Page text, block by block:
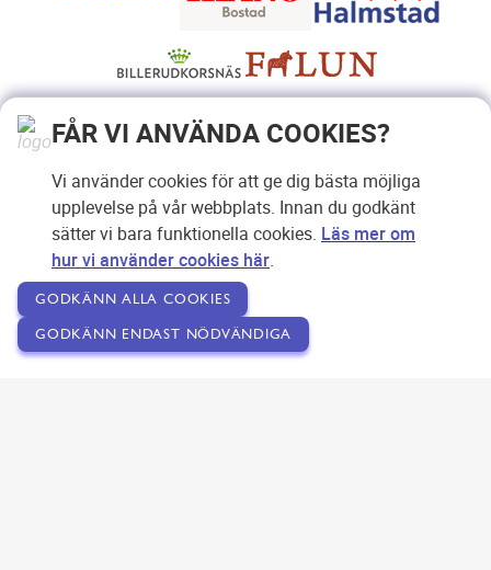
FÅR VI ANVÄNDA COOKIES?
Vi använder cookies för att ge dig bästa möjliga
upplevelse på vår webbplats. Innan du godkänt
sätter vi bara funktionella cookies. Läs mer om
hur vi använder cookies här.
GODKÄNN ALLA COOKIES
GODKÄNN ENDAST NÖDVÄNDIGA